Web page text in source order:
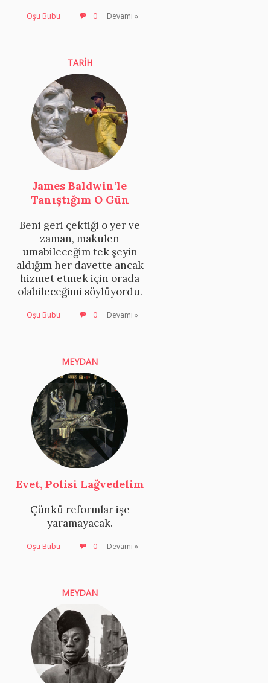
Oşu Bubu 0 Devamı »
TARİH
James Baldwin’le
Tanıştığım O Gün
Beni geri çektiği o yer ve
zaman, makulen
umabileceğim tek şeyin
aldığım her davette ancak
hizmet etmek için orada
olabileceğimi söylüyordu.
Oşu Bubu 0 Devamı »
MEYDAN
Evet, Polisi Lağvedelim
Çünkü reformlar işe
yaramayacak.
Oşu Bubu 0 Devamı »
MEYDAN